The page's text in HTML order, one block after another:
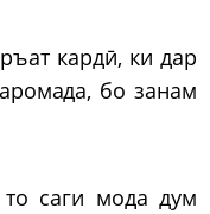
кардӣ, ки дар
бо занам
саги мода дум